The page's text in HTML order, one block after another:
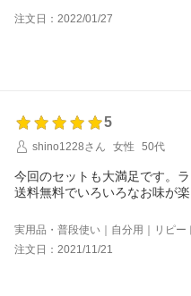
注文日：2022/01/27
5
shino1228さん
女性 50代
今回のセットも大満足です。
送料無料でいろいろなお味が
実用品・普段使い｜自分用｜リピー
注文日：2021/11/21